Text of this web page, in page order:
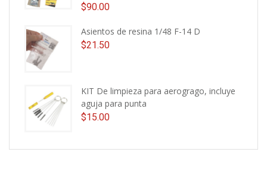
$90.00
Asientos de resina 1/48 F-14 D
$21.50
KIT De limpieza para aerogrago, incluye
aguja para punta
$15.00